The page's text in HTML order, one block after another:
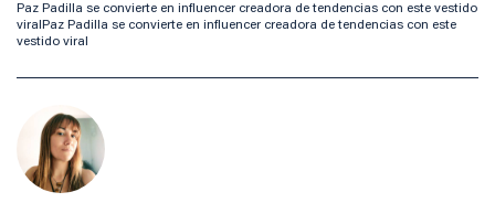
Paz Padilla se convierte en influencer creadora de tendencias con este vestido
viralPaz Padilla se convierte en influencer creadora de tendencias con este
vestido viral